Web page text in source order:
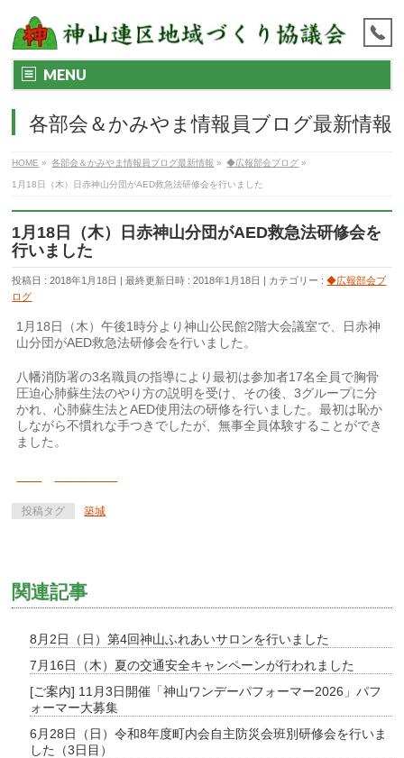
MENU
各部会＆かみやま情報員ブログ最新情報
HOME » 各部会＆かみやま情報員ブログ最新情報 » ◆広報部会ブログ »
1月18日（木）日赤神山分団がAED救急法研修会を行いました
1月18日（木）日赤神山分団がAED救急法研修会を
行いました
投稿日 : 2018年1月18日 最終更新日時 : 2018年1月18日 カテゴリー :◆広報部会ブ
ログ
1月18日（木）午後1時分より神山公民館2階大会議室で、日赤神
山分団がAED救急法研修会を行いました。
八幡消防署の3名職員の指導により最初は参加者17名全員で胸骨
圧迫心肺蘇生法のやり方の説明を受け、その後、3グループに分
かれ、心肺蘇生法とAED使用法の研修を行いました。最初は恥か
しながら不慣れな手つきでしたが、無事全員体験することができ
ました。
投稿タグ 築城
関連記事
8月2日（日）第4回神山ふれあいサロンを行いました
7月16日（木）夏の交通安全キャンペーンが行われました
[ご案内] 11月3日開催「神山ワンデーパフォーマー2026」パフ
ォーマー大募集
6月28日（日）令和8年度町内会自主防災会班別研修会を行いま
した（3日目）